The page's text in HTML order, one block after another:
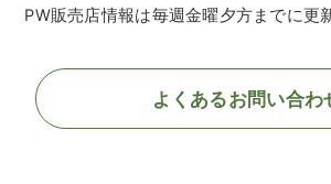
PW販売店情報は毎週金曜夕方までに更
よくあるお問い合わ